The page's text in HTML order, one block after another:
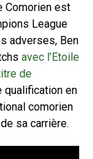
Comorien est
League
adverses, Ben
avec l’Etoile
de
qualification en
comorien
sa carrière.